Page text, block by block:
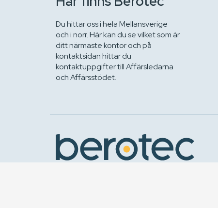
Du hittar oss i hela Mellansverige
och i norr. Här kan du se vilket som är
ditt närmaste kontor och på
kontaktsidan hittar du
kontaktuppgifter till Affärsledarna
och Affärsstödet.